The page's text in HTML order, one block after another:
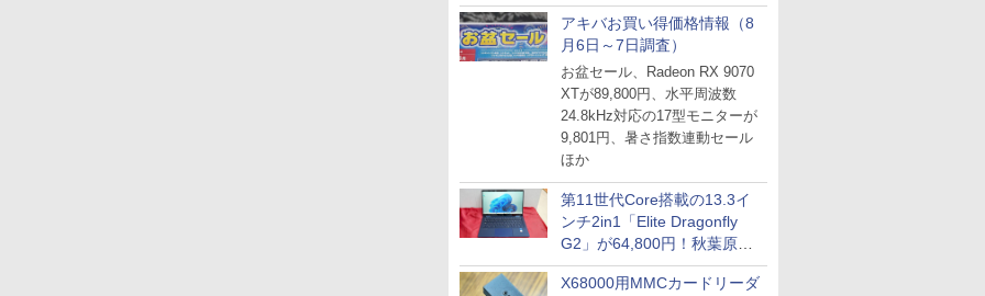
アキバお買い得価格情報（8
月6日～7日調査）
お盆セール、Radeon RX 9070
XTが89,800円、水平周波数
24.8kHz対応の17型モニターが
9,801円、暑さ指数連動セール
ほか
第11世代Core搭載の13.3イ
ンチ2in1「Elite Dragonfly
G2」が64,800円！秋葉原で
中古PCセール
X68000用MMCカードリーダ